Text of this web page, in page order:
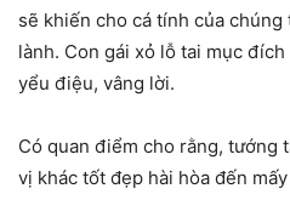
sẽ khiến cho cá tính của
lành. Con gái xỏ lỗ tai mục
yểu điệu, vâng lời.
Có quan điểm cho rằng, tướng
vị khác tốt đẹp hài hòa đến